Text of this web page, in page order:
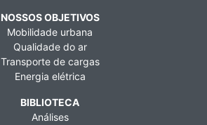
NOSSOS OBJETIVOS
Mobilidade urbana
Qualidade do ar
Transporte de cargas
Energia elétrica
BIBLIOTECA
Análises